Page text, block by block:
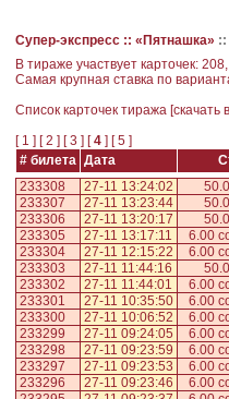
Супер-экспресс :: «Пятнашка» ::
В тираже участвует карточек:
Самая крупная ставка по
Cписок карточек тиража [скачать
[1 ] [2 ] [3 ] [4 ] [5 ]
# билета Дата
233308
27-11 13:24:02
233307
27-11 13:23:44
233306
27-11 13:20:17
233305
27-11 13:17:11 6.00
233304
27-11 12:15:22 6.00
233303
27-11 11:44:16
233302
27-11 11:44:01 6.00
233301
27-11 10:35:50 6.00
233300
27-11 10:06:52 6.00
233299
27-11 09:24:05 6.00
233298
27-11 09:23:59 6.00
233297
27-11 09:23:53 6.00
233296
27-11 09:23:46 6.00